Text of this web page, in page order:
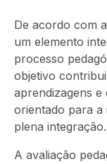
De acordo com
um elemento
processo
objetivo
aprendizagens
orientado para a
plena integração.
A avaliação